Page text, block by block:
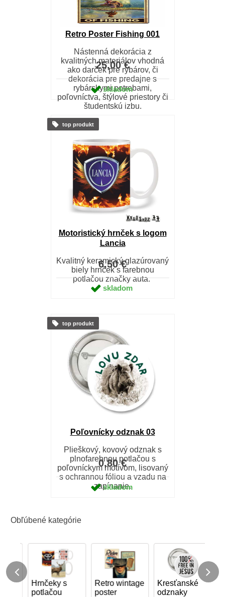
Retro Poster Fishing 001
Nástenná dekorácia z
kvalitných materiálov vhodná
ako darček pre rybárov, či
dekorácia pre predajne s
rybárskymi potrebami,
poľovníctva, štýlové priestory či
študentskú izbu.
25,00 €
skladom
Motoristický hrnček s logom
Lancia
Kvalitný keramický glazúrovaný
biely hrnček s farebnou
potlačou značky auta.
6,50 €
skladom
top produkt
Poľovnícky odznak 03
Plieškový, kovový odznak s
plnofarebnou potlačou s
poľovníckym motívom, lisovaný
s ochrannou fóliou a vzadu na
zapínanie.
0,80 €
skladom
top produkt
Obľúbené kategórie
Hrnčeky s
potlačou
Retro wintage
poster
Kresťanské
odznaky